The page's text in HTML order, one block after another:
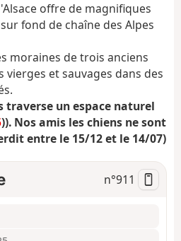
i
n
offre de magnifiques
fond de chaîne des Alpes
moraines de trois anciens
vierges et sauvages dans des
un espace naturel
)). Nos amis les chiens ne sont
entre le 15/12 et le 14/07)
n°911